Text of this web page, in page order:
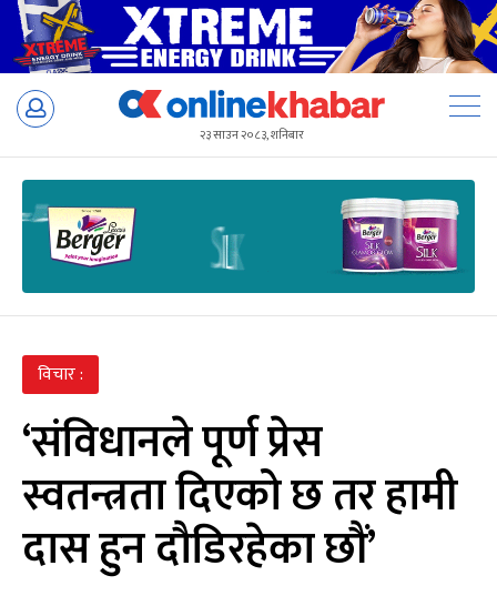
Skip
२३ साउन २०८३, शनिबार
विचार :
‘संविधानले पूर्ण प्रेस
स्वतन्त्रता दिएको छ तर हामी
दास हुन दौडिरहेका छौं’